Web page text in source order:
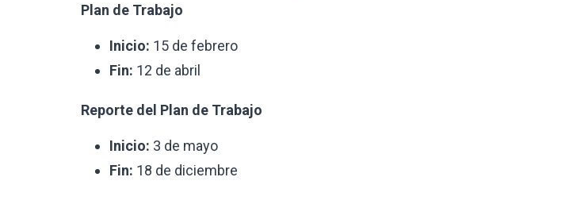
Plan de Trabajo
Inicio: 15 de febrero
Fin: 12 de abril
Reporte del Plan de Trabajo
Inicio: 3 de mayo
Fin: 18 de diciembre